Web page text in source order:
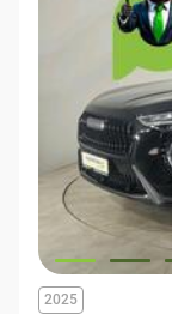
2025